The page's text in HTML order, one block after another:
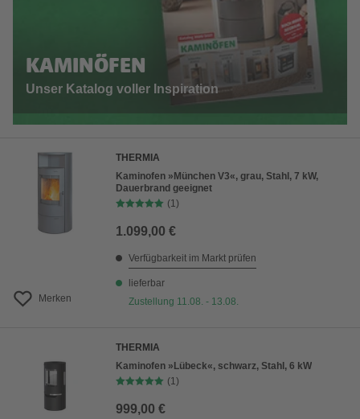
KAMINÖFEN
Unser Katalog voller Inspiration
Merken
THERMIA
Kaminofen »München V3«, grau, Stahl, 7 kW,
Dauerbrand geeignet
(1)
1.099,00 €
Verfügbarkeit im Markt prüfen
lieferbar
Zustellung 11.08. - 13.08.
THERMIA
Kaminofen »Lübeck«, schwarz, Stahl, 6 kW
(1)
999,00 €